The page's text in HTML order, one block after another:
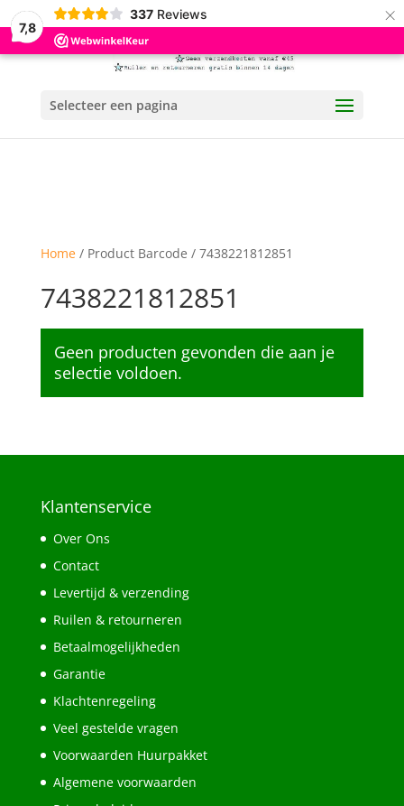
7,8
337 Reviews ×
Selecteer een pagina
Home/ Product Barcode / 7438221812851
7438221812851
Geen producten gevonden die aan je
selectie voldoen.
Klantenservice
Over Ons
Contact
Levertijd & verzending
Ruilen & retourneren
Betaalmogelijkheden
Garantie
Klachtenregeling
Veel gestelde vragen
Voorwaarden Huurpakket
Algemene voorwaarden